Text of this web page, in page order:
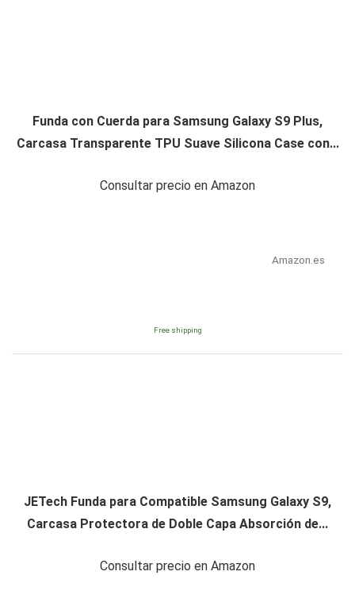
Funda con Cuerda para Samsung Galaxy S9 Plus,
Carcasa Transparente TPU Suave Silicona Case con...
Consultar precio en Amazon
Amazon.es
Free shipping
JETech Funda para Compatible Samsung Galaxy S9,
Carcasa Protectora de Doble Capa Absorción de...
Consultar precio en Amazon